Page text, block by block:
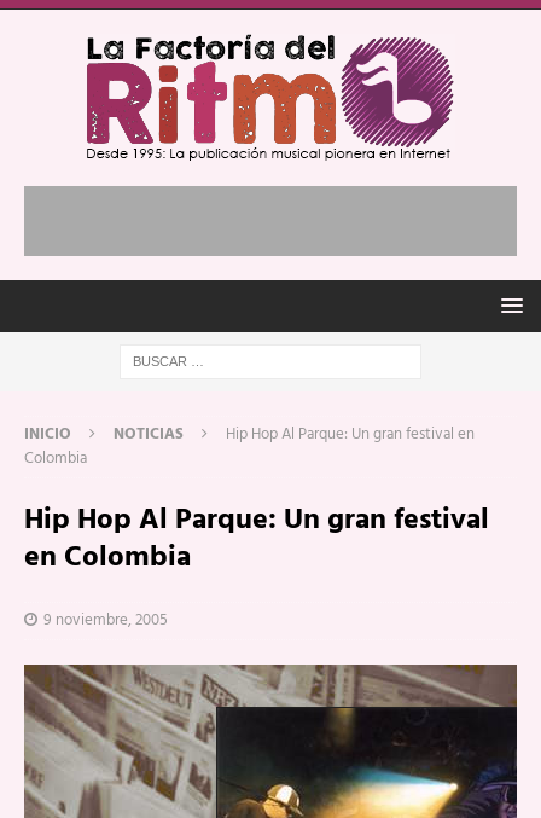
INICIO NOTICIAS
Hip Hop Al Parque: Un gran festival en
Colombia
Hip Hop Al Parque: Un gran festival
en Colombia
9 noviembre, 2005